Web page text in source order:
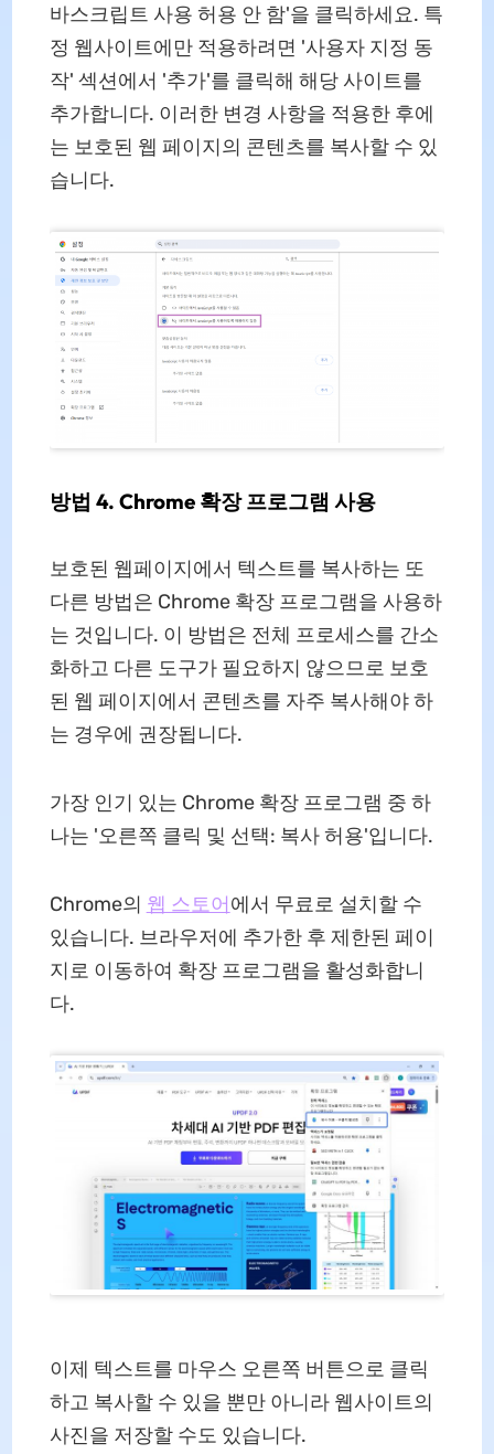
바스크립트 사용 허용 안 함'을 클릭하세요. 특
정 웹사이트에만 적용하려면 '사용자 지정 동
작' 섹션에서 '추가'를 클릭해 해당 사이트를
추가합니다. 이러한 변경 사항을 적용한 후에
는 보호된 웹 페이지의 콘텐츠를 복사할 수 있
습니다.
방법 4. Chrome 확장 프로그램 사용
보호된 웹페이지에서 텍스트를 복사하는 또
다른 방법은 Chrome 확장 프로그램을 사용하
는 것입니다. 이 방법은 전체 프로세스를 간소
화하고 다른 도구가 필요하지 않으므로 보호
된 웹 페이지에서 콘텐츠를 자주 복사해야 하
는 경우에 권장됩니다.
가장 인기 있는 Chrome 확장 프로그램 중 하
나는 '오른쪽 클릭 및 선택: 복사 허용'입니다.
Chrome의 웹 스토어에서 무료로 설치할 수
있습니다. 브라우저에 추가한 후 제한된 페이
지로 이동하여 확장 프로그램을 활성화합니
다.
이제 텍스트를 마우스 오른쪽 버튼으로 클릭
하고 복사할 수 있을 뿐만 아니라 웹사이트의
사진을 저장할 수도 있습니다.